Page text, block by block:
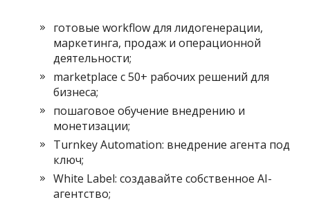
готовые workflow для лидогенерации,
маркетинга, продаж и операционной
деятельности;
marketplace с 50+ рабочих решений для
бизнеса;
пошаговое обучение внедрению и
монетизации;
Turnkey Automation: внедрение агента под
ключ;
White Label: создавайте собственное AI-
агентство;